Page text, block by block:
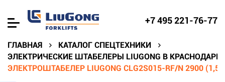
+7 495 221-76-77
ГЛАВНАЯ
КАТАЛОГ СПЕЦТЕХНИКИ
ЭЛЕКТРИЧЕСКИЕ ШТАБЕЛЕРЫ LIUGONG В КРАСНОДАРЕ
ЭЛЕКТРОШТАБЕЛЕР LIUGONG CLG2S015-RF/N 2900